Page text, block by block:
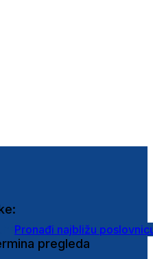
Pronađi najbližu
pregleda